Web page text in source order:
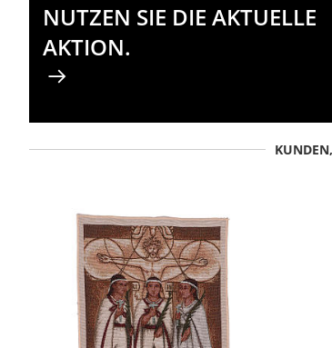
NUTZEN SIE DIE AKTUELLE
AKTION.